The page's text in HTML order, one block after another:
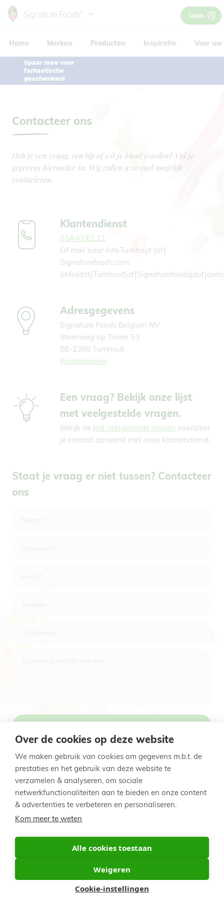
Over de cookies op deze website
We maken gebruik van cookies om gegevens m.b.t. de
prestaties en het gebruik van deze website te
verzamelen & analyseren, om sociale
netwerkfunctionaliteiten aan te bieden en onze content
& advertenties te verbeteren en personaliseren.
Kom meer te weten
Alle cookies toestaan
Weigeren
Cookie-instellingen
Skip
main
content
Login
Home Merken Producten Inspiratie Voor
Spaar mee voor
fantastische
geschenken!
Contacteer ons
Heb je een vraag, een tip of wil je klant worden? Vul je
gegevens hieronder in. Wij zullen u zo snel mogelijk
contacteren.
Klantendienst
014/42.61.11
Of mail naar Info.Turnhout [at]
Signaturefoods.com
(Info[dot]Turnhout[at]Signaturefoods[dot]com)
Een vraag? Bekijk onze lijst
met veelgestelde vragen.
Bekijk de lijst veelgestelde vragen vooraleer
je contact opneemt met onze klantendienst.
Adresgegevens
Signature Foods Belgium NV
Steenweg op Tielen 53
BE-2300 Turnhout
Routeplanner
Staat je vraag er niet tussen? Contacteer
ons
België / NL
België / NL
Belgique / FR
Voet
© 2014 - 2025 Signature Foods
Spaarreglement
Privacy Policy Cookievoorkeuren